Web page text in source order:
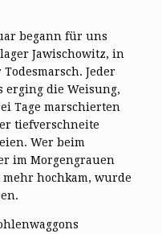
begann für uns
Jawischowitz, in
Jeder
erging die Weisung,
Tage marschierten
tiefverschneite
Wer beim
im Morgengrauen
hochkam, wurde